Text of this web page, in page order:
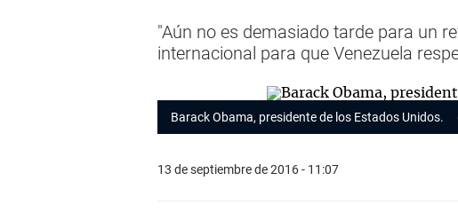
"Aún no es demasiado tarde para un
internacional para que Venezuela
Barack Obama, presidente de los Estados Unidos.
13 de septiembre de 2016 - 11:07